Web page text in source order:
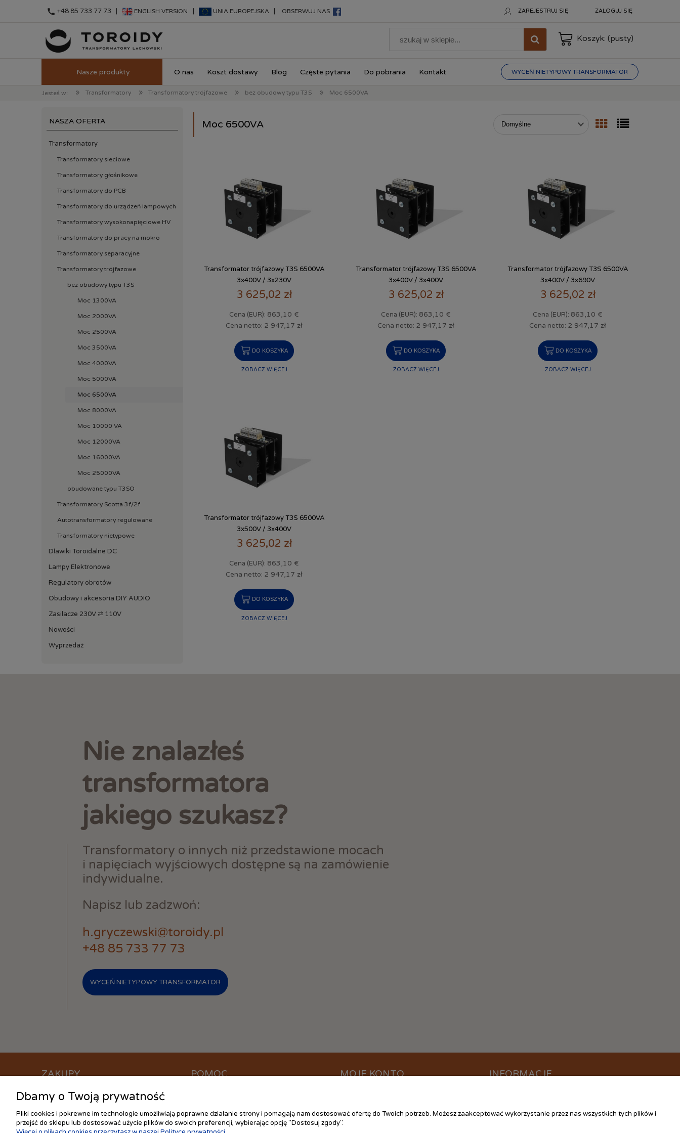
ZAREJESTRUJ SIĘ ZALOGUJ SIĘ
Koszyk: (pusty)
O nas Koszt dostawy Blog Częste pytania Do pobrania Kontakt WYCEŃ NIETYPOWY TRANSFORMATOR
Jesteś w: » Transformatory » Transformatory trójfazowe » bez obudowy typu T3S » Moc 6500VA
call +48 85 733 77 73 | ENGLISH VERSION UNIA EUROPEJSKA OBSERWUJ NAS
NASZA OFERTA
Transformatory
Transformatory sieciowe
Transformatory głośnikowe
Transformatory do PCB
Transformatory do urządzeń lampowych
Transformatory wysokonapięciowe HV
Transformatory do pracy na mokro
Transformatory separacyjne
Transformatory trójfazowe
bez obudowy typu T3S
Moc 1300VA
Moc 2000VA
Moc 2500VA
Moc 3500VA
Moc 4000VA
Moc 5000VA
Moc 6500VA
Moc 8000VA
Moc 10000 VA
Moc 12000VA
Moc 16000VA
Moc 25000VA
obudowane typu T3SO
Transformatory Scotta 3f/2f
Autotransformatory regulowane
Transformatory nietypowe
Dławiki Toroidalne DC
Lampy Elektronowe
Regulatory obrotów
Obudowy i akcesoria DIY AUDIO
Zasilacze 230V ⇄ 110V
Nowości
Wyprzedaż
Moc 6500VA
Transformator trójfazowy T3S 6500VA
3x400V / 3x230V
3 625,02 zł
Cena (EUR): 863,10 €
Cena netto: 2 947,17 zł
DO KOSZYKA
ZOBACZ WIĘCEJ
Transformator trójfazowy T3S 6500VA
3x400V / 3x400V
3 625,02 zł
Cena (EUR): 863,10 €
Cena netto: 2 947,17 zł
DO KOSZYKA
ZOBACZ WIĘCEJ
Transformator trójfazowy T3S 6500VA
3x400V / 3x690V
3 625,02 zł
Cena (EUR): 863,10 €
Cena netto: 2 947,17 zł
DO KOSZYKA
ZOBACZ WIĘCEJ
Transformator trójfazowy T3S 6500VA
3x500V / 3x400V
3 625,02 zł
Cena (EUR): 863,10 €
Cena netto: 2 947,17 zł
DO KOSZYKA
ZOBACZ WIĘCEJ
Nie znalazłeś
transformatora
jakiego szukasz?
Transformatory o innych niż przedstawione mocach
i napięciach wyjściowych dostępne są na zamówienie
indywidualne.
Napisz lub zadzwoń:
h.gryczewski@toroidy.pl
+48 85 733 77 73
WYCEŃ NIETYPOWY TRANSFORMATOR
ZAKUPY
Czas realizacji zamówienia
Formy płatności
Koszt dostawy
POMOC
Częste pytania
Ustawienia plików cookies
MOJE KONTO
Moje zamówienia
Przechowalnia
INFORMACJE
Kontakt
Dbamy o Twoją prywatność
Pliki cookies i pokrewne im technologie umożliwiają poprawne działanie strony i pomagają nam dostosować ofertę do Twoich potrzeb. Możesz zaakceptować wykorzystanie przez nas wszystkich tych plików i
przejść do sklepu lub dostosować użycie plików do swoich preferencji, wybierając opcję "Dostosuj zgody".